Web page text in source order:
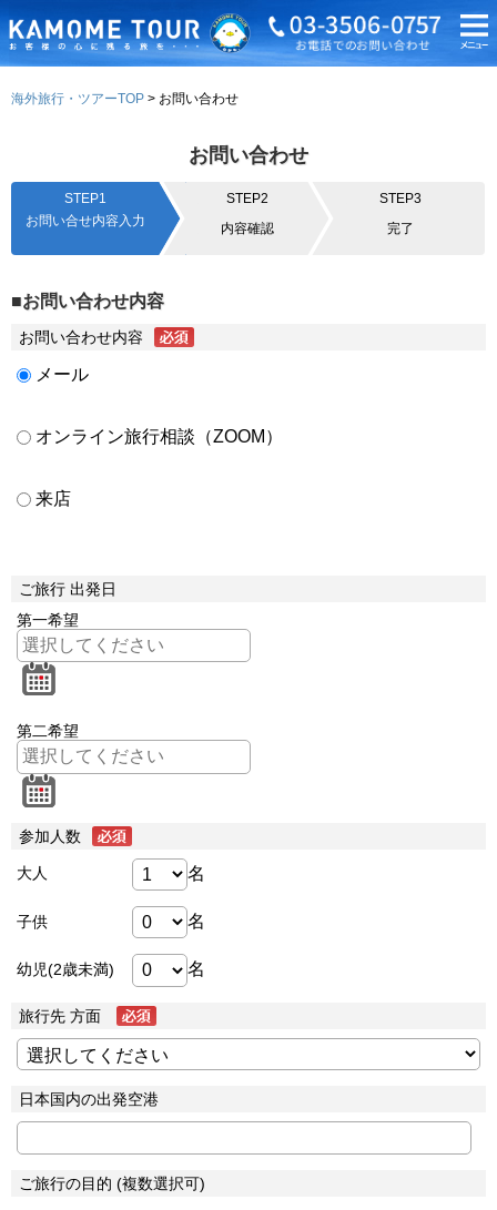
海外旅行・ツアーTOP お問い合わせ
お問い合わせ
STEP1
お問い合せ内容入力
STEP2
内容確認
STEP3
完了
■お問い合わせ内容
お問い合わせ内容
メール
オンライン旅行相談（ZOOM）
来店
ご旅行 出発日
第一希望
第二希望
参加人数
大人 名
子供 名
幼児(2歳未満) 名
旅行先 方面
日本国内の出発空港
ご旅行の目的 (複数選択可)